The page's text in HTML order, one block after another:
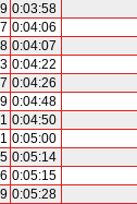
0:03:58
0:04:06
0:04:07
0:04:22
0:04:26
0:04:48
0:04:50
0:05:00
0:05:14
0:05:15
0:05:28